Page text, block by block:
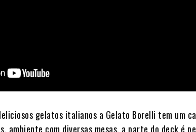
gelatos italianos a Gelato Borelli tem um
ambiente com diversas mesas, a parte do deck é